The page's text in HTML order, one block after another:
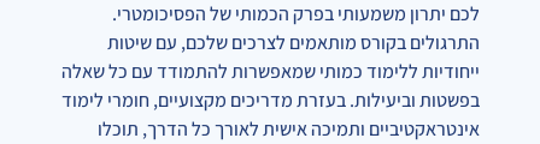
לכם יתרון משמעותי בפרק הכמותי של הפסיכומטרי.
התרגולים בקורס מותאמים לצרכים שלכם, עם שיטות
ייחודיות ללימוד כמותי שמאפשרות להתמודד עם כל שאלה
בפשטות וביעילות. בעזרת מדריכים מקצועיים, חומרי לימוד
אינטראקטיביים ותמיכה אישית לאורך כל הדרך, תוכלו